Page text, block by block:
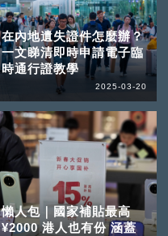
在內地遺失證件怎麼辦？
一文睇清即時申請電子臨
時通行證教學
2025-03-20
懶人包｜國家補貼最高
¥2000 港人也有份 涵蓋